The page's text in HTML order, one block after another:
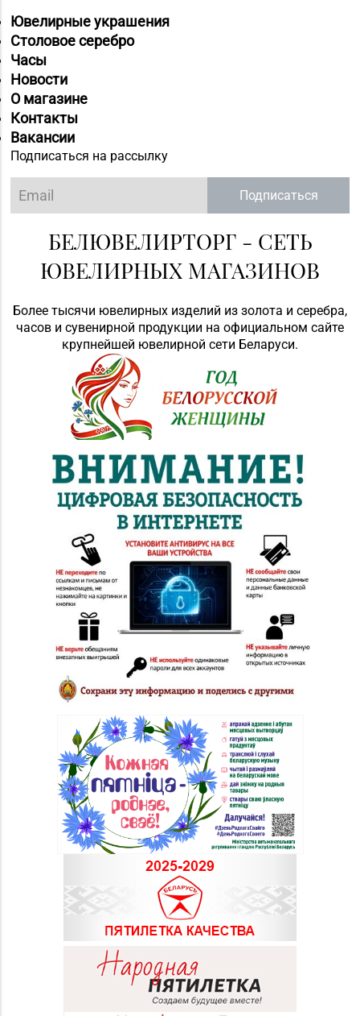
Ювелирные украшения
Столовое серебро
Часы
Новости
О магазине
Контакты
Вакансии
Подписаться на рассылку
Подписаться
БЕЛЮВЕЛИРТОРГ - СЕТЬ
ЮВЕЛИРНЫХ МАГАЗИНОВ
Более тысячи ювелирных изделий из золота и серебра,
часов и сувенирной продукции на официальном сайте
крупнейшей ювелирной сети Беларуси.